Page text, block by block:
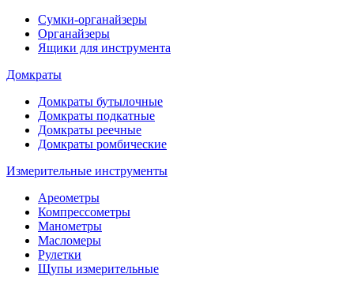
Сумки-органайзеры
Органайзеры
Ящики для инструмента
Домкраты
Домкраты бутылочные
Домкраты подкатные
Домкраты реечные
Домкраты ромбические
Измерительные инструменты
Ареометры
Компрессометры
Манометры
Масломеры
Рулетки
Щупы измерительные